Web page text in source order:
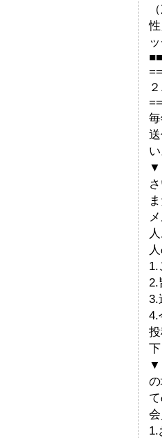
い
▼
さ
1.
2.
3.
4.
下
▼
1.